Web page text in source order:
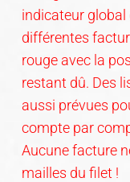
indicateur global
différentes
rouge avec la
restant dû. Des
aussi prévues
compte par
Aucune facture
mailles du filet !